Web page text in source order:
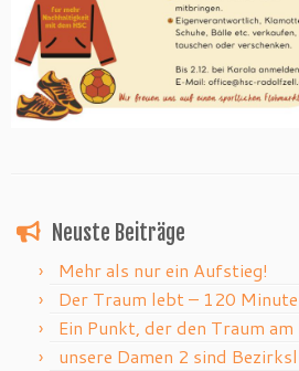
Neuste Beiträge
Mehr als nur ein Aufstieg!
Der Traum lebt – 120
Ein Punkt, der den Traum
unsere Damen 2 sind